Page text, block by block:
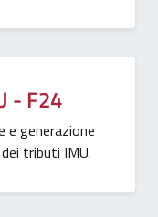
- F24
e generazione
tributi IMU.